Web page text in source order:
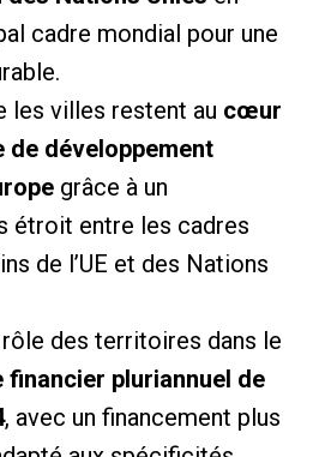
cadre mondial pour une
les villes restent au cœur
de développement
grâce à un
étroit entre les cadres
de l’UE et des Nations
des territoires dans le
financier pluriannuel de
, avec un financement plus